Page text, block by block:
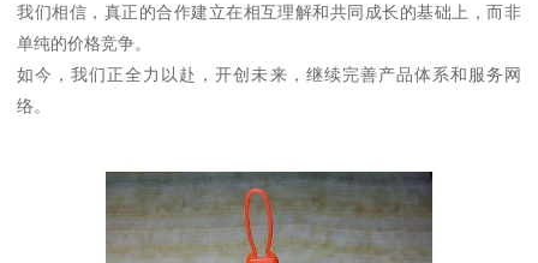
我们相信，真正的合作建立在相互理解和共同成长的基础上，而非
单纯的价格竞争。
如今，我们正全力以赴，开创未来，继续完善产品体系和服务网
络。